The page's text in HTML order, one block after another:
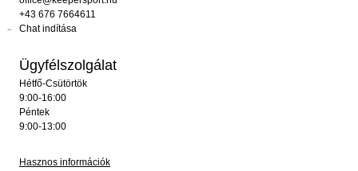
+43 676 7664611
Chat indítása
Ügyfélszolgálat
Hétfő-Csütörtök
9:00-16:00
Péntek
9:00-13:00
Hasznos információk